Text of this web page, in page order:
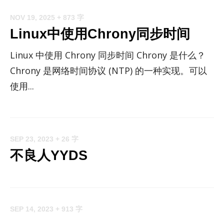
NOV 19, 2025 + 873 字
Linux中使用Chrony同步时间
Linux 中使用 Chrony 同步时间 Chrony 是什么？
Chrony 是网络时间协议 (NTP) 的一种实现。可以
使用...
SEP 23, 2023 + 26 字
不良人YYDS
SEP 14, 2023 + 913 字